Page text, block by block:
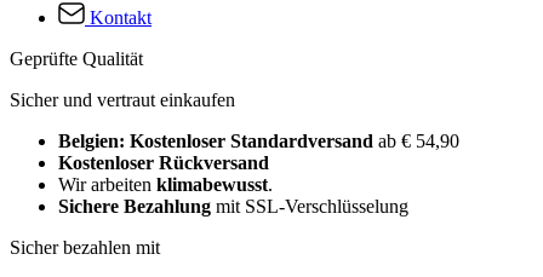
Kontakt
Geprüfte Qualität
Sicher und vertraut einkaufen
Belgien: Kostenloser Standardversand ab € 54,90
Kostenloser Rückversand
Wir arbeiten klimabewusst.
Sichere Bezahlung mit SSL-Verschlüsselung
Sicher bezahlen mit